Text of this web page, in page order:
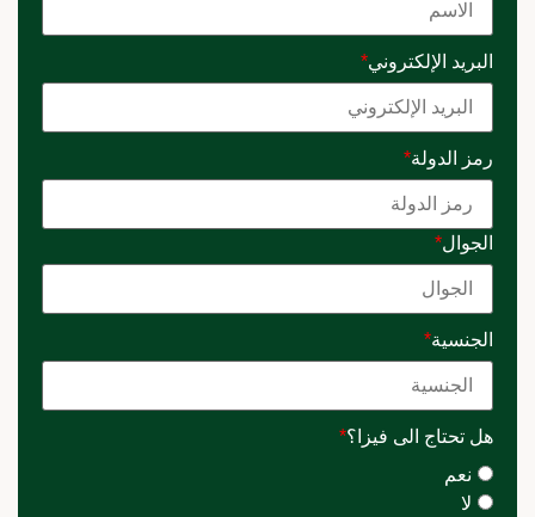
البريد الإلكتروني*
رمز الدولة*
الجوال*
الجنسية*
هل تحتاج الى فيزا؟*
نعم
لا